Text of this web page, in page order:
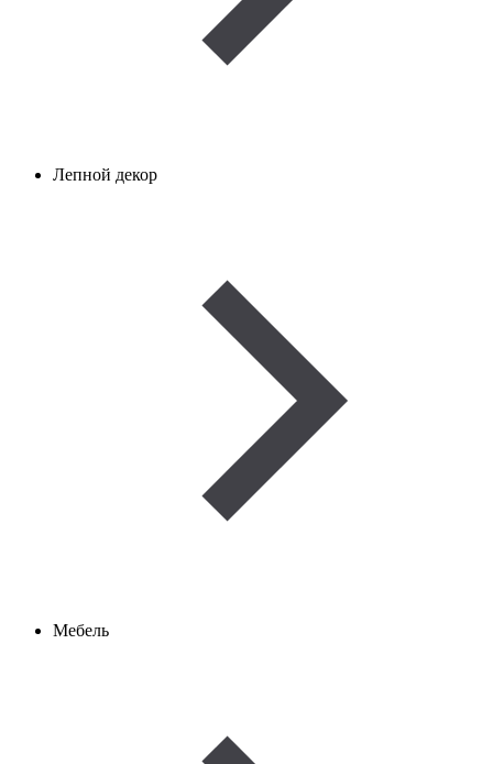
Лепной декор
Мебель